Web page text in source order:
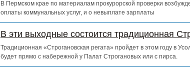
В Пермском крае по материалам прокурорской проверки
оплаты коммунальных услуг, и о невыплате зарплаты
В эти выходные состоится традиционная
Традиционная «Строгановская регата» пройдет в этом году в
будет прямо с набережной у Палат Строгановых или с пирса.